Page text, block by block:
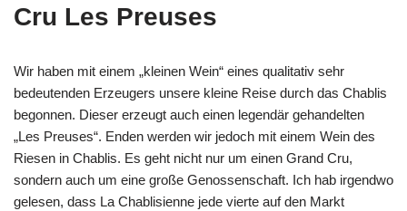
Cru Les Preuses
Wir haben mit einem „kleinen Wein“ eines qualitativ sehr
bedeutenden Erzeugers unsere kleine Reise durch das Chablis
begonnen. Dieser erzeugt auch einen legendär gehandelten
„Les Preuses“. Enden werden wir jedoch mit einem Wein des
Riesen in Chablis. Es geht nicht nur um einen Grand Cru,
sondern auch um eine große Genossenschaft. Ich hab irgendwo
gelesen, dass La Chablisienne jede vierte auf den Markt